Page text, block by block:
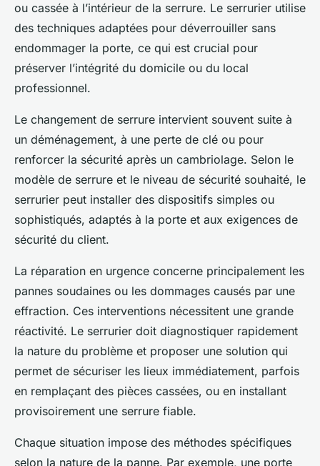
ou cassée à l’intérieur de la serrure. Le serrurier utilise
des techniques adaptées pour déverrouiller sans
endommager la porte, ce qui est crucial pour
préserver l’intégrité du domicile ou du local
professionnel.
Le changement de serrure intervient souvent suite à
un déménagement, à une perte de clé ou pour
renforcer la sécurité après un cambriolage. Selon le
modèle de serrure et le niveau de sécurité souhaité, le
serrurier peut installer des dispositifs simples ou
sophistiqués, adaptés à la porte et aux exigences de
sécurité du client.
La réparation en urgence concerne principalement les
pannes soudaines ou les dommages causés par une
effraction. Ces interventions nécessitent une grande
réactivité. Le serrurier doit diagnostiquer rapidement
la nature du problème et proposer une solution qui
permet de sécuriser les lieux immédiatement, parfois
en remplaçant des pièces cassées, ou en installant
provisoirement une serrure fiable.
Chaque situation impose des méthodes spécifiques
selon la nature de la panne. Par exemple, une porte